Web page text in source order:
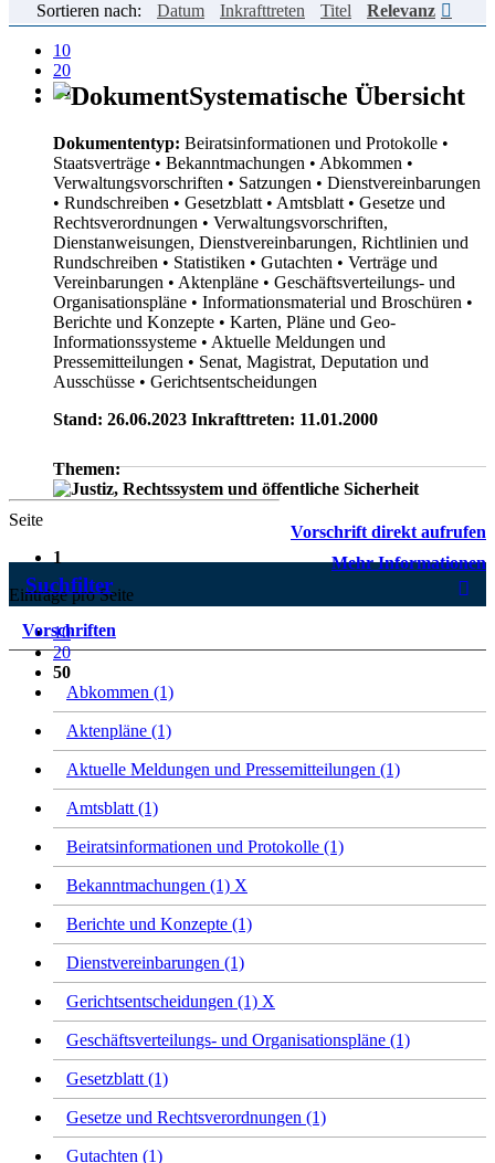
Einträge pro Seite
10
20
50
Sortieren nach: Datum Inkrafttreten Titel Relevanz
Systematische Übersicht
Dokumententyp: Beiratsinformationen und Protokolle •
Staatsverträge • Bekanntmachungen • Abkommen •
Verwaltungsvorschriften • Satzungen • Dienstvereinbarungen
• Rundschreiben • Gesetzblatt • Amtsblatt • Gesetze und
Rechtsverordnungen • Verwaltungsvorschriften,
Dienstanweisungen, Dienstvereinbarungen, Richtlinien und
Rundschreiben • Statistiken • Gutachten • Verträge und
Vereinbarungen • Aktenpläne • Geschäftsverteilungs- und
Organisationspläne • Informationsmaterial und Broschüren •
Berichte und Konzepte • Karten, Pläne und Geo-
Informationssysteme • Aktuelle Meldungen und
Pressemitteilungen • Senat, Magistrat, Deputation und
Ausschüsse • Gerichtsentscheidungen
Stand: 26.06.2023 Inkrafttreten: 11.01.2000
Themen:
Vorschrift direkt aufrufen
Mehr Informationen
Seite
1
Einträge pro Seite
10
20
50
Suchfilter
Vorschriften
Abkommen (1)
Aktenpläne (1)
Aktuelle Meldungen und Pressemitteilungen (1)
Amtsblatt (1)
Beiratsinformationen und Protokolle (1)
Bekanntmachungen (1) X
Berichte und Konzepte (1)
Dienstvereinbarungen (1)
Gerichtsentscheidungen (1) X
Geschäftsverteilungs- und Organisationspläne (1)
Gesetzblatt (1)
Gesetze und Rechtsverordnungen (1)
Gutachten (1)